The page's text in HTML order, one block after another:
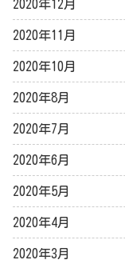
2020年12月
2020年11月
2020年10月
2020年8月
2020年7月
2020年6月
2020年5月
2020年4月
2020年3月